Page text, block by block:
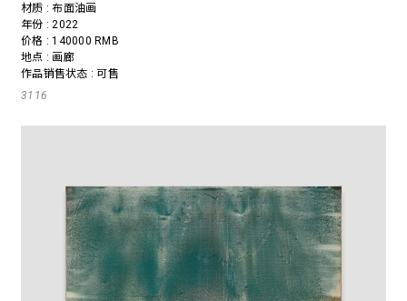
材质 : 布面油画
年份 : 2022
价格 : 140000 RMB
地点 : 画廊
作品销售状态 : 可售
3116